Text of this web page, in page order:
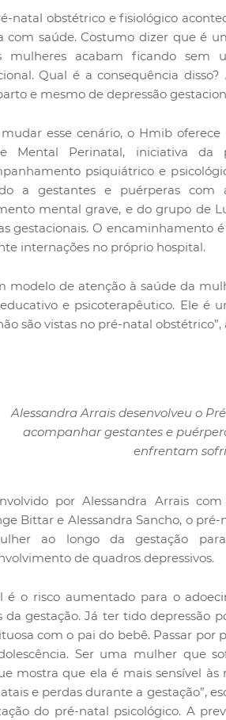
natal obstétrico e fisiológico
com saúde. Costumo dizer que é
mulheres acabam ficando sem
Qual é a consequência
e mesmo de depressão
mudar esse cenário, o Hmib
Mental Perinatal, iniciativa
psiquiátrico e
a gestantes e puérperas
mental grave, e do grupo de
gestacionais. O encaminhamento
internações no próprio hospital.
modelo de atenção à saúde da
e psicoterapêutico. Ele é
são vistas no pré-natal
Alessandra Arrais desenvolveu o
acompanhar gestantes e
enfrentam
por Alessandra Arrais
Bittar e Alessandra Sancho, o
ao longo da gestação
de quadros depressivos.
é o risco aumentado para o
da gestação. Já ter tido depressão
com o pai do bebê. Passar por
Ser uma mulher que
mostra que ela é mais sensível
e perdas durante a gestação”,
do pré-natal psicológico. A